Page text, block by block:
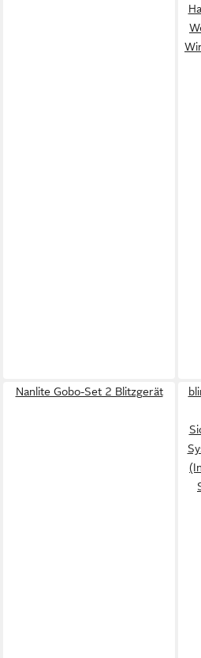
Nanlite Gobo-Set 2 Blitzgerät